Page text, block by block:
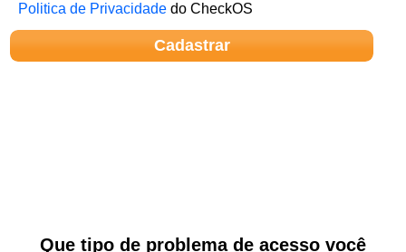
Politica de Privacidade do CheckOS
Que tipo de problema de acesso você